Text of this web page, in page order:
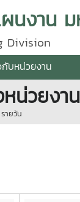
นงาน ม
Division
กับหน่วยงาน
น่วยงาน
รายวัน